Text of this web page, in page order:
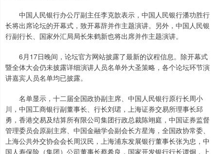
中国人民银行办公厅副主任李克歆表示，中国人民银行潘功胜行
长将出席论坛的开幕式，致开幕辞并作主题演讲。另外，中国人民银
行副行长、国家外汇局局长朱鹤新也将出席并作主题演讲。
6月17日晚间，论坛官方网站披露了最新的议程信息。除开幕式
暨全体大会仍未披露详细演讲人员名单外大圣策略，各个论坛环节演
讲嘉宾人员名单均已披露。
名单显示，十二届全国政协副主席、中国人民银行原行长周小
川，中国工商银行副董事长、行长刘珺，上海证券交易所理事长邱
勇，香港交易及结算所有限公司集团行政总裁陈翊庭，中国证券监督
管理委员会原副主席、中国金融学会副会长方星海，全国政协常委、
上海公共外交协会会长周汉民，上海浦东发展银行董事长张为忠，中
国人寿保险（集团）公司董事长蔡希良，国家开发银行行长谭炯，上